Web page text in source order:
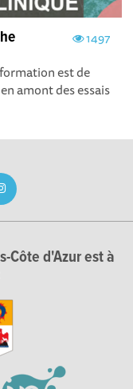
1497
est de
amont des essais
Côte d'Azur est à